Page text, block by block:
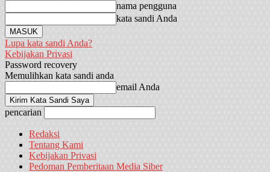
nama pengguna
kata sandi Anda
Lupa kata sandi Anda?
Kebijakan Privasi
Password recovery
Memulihkan kata sandi anda
email Anda
pencarian
Redaksi
Tentang Kami
Kebijakan Privasi
Pedoman Pemberitaan Media Siber